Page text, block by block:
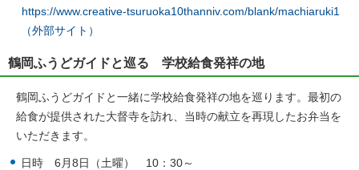
https://www.creative-tsuruoka10thanniv.com/blank/machiaruki1
（外部サイト）
鶴岡ふうどガイドと巡る 学校給食発祥の地
鶴岡ふうどガイドと一緒に学校給食発祥の地を巡ります。最初の
給食が提供された大督寺を訪れ、当時の献立を再現したお弁当を
いただきます。
日時 6月8日（土曜） 10：30～